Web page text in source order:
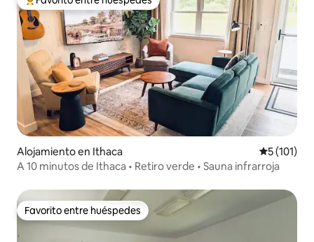
Favorito entre los huéspedes más destacados
Alojamiento en Ithaca
5 (101)
A 10 minutos de Ithaca • Retiro verde • Sauna infrarroja
Favorito entre huéspedes
Favorito entre huéspedes